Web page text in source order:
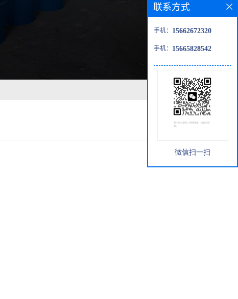
联系方式
手机： 15662672320
手机： 15665828542
微信扫一扫